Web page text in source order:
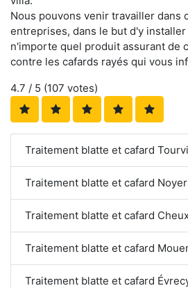
Nous pouvons venir travailler dans
entreprises, dans le but d'y
n'importe quel produit assurant de
contre les cafards rayés qui vous
4.7 / 5 (107 votes)
Traitement blatte et cafard
Traitement blatte et cafard
Traitement blatte et cafard
Traitement blatte et cafard
Traitement blatte et cafard